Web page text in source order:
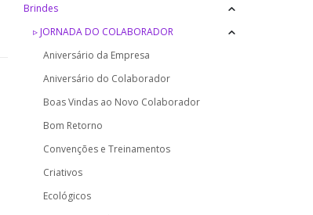
Brindes
▹ JORNADA DO COLABORADOR
Aniversário da Empresa
Aniversário do Colaborador
Boas Vindas ao Novo Colaborador
Bom Retorno
Convenções e Treinamentos
Criativos
Ecológicos